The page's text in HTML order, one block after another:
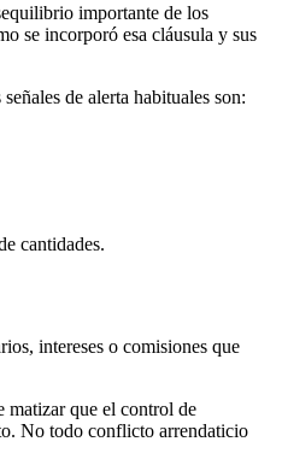
importante de los
se incorporó esa cláusula y sus
de alerta habituales son:
cantidades.
intereses o comisiones que
matizar que el control de
No todo conflicto arrendaticio